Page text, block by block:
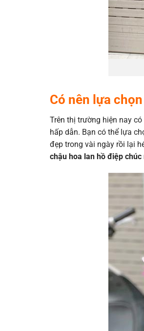
Có nên lựa
Trên thị trường hiện nay
hấp dẫn. Bạn có thể lựa
đẹp trong vài ngày rồi lại
chậu hoa lan hồ điệp chúc